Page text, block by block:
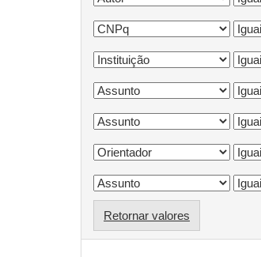
Retornar valores